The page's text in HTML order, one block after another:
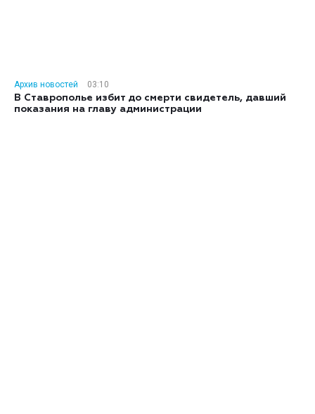
Архив новостей
03:10
В Ставрополье избит до смерти свидетель, давший
показания на главу администрации